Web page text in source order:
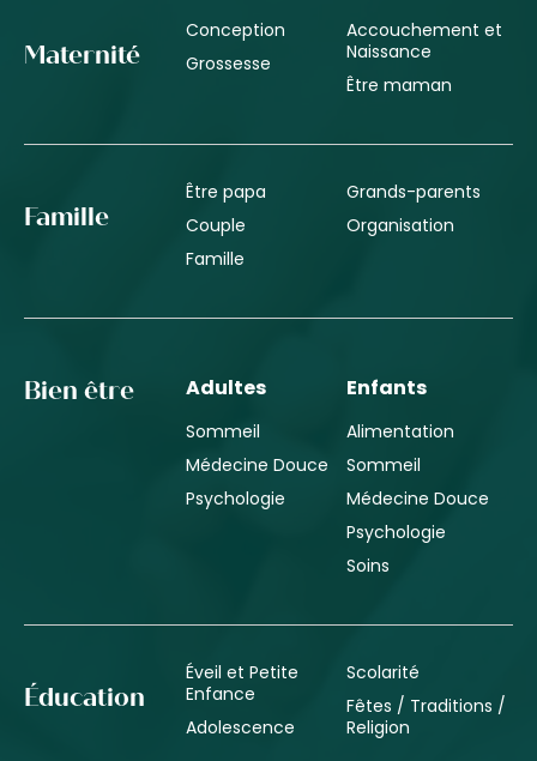
Maternité
Conception
Grossesse
Accouchement et
Naissance
Être maman
Famille
Être papa
Couple
Famille
Grands-parents
Organisation
Bien être Adultes
Sommeil
Médecine Douce
Psychologie
Enfants
Alimentation
Sommeil
Médecine Douce
Psychologie
Soins
Éducation
Éveil et Petite
Enfance
Adolescence
Scolarité
Fêtes / Traditions /
Religion